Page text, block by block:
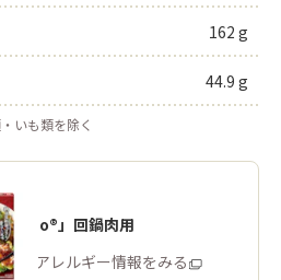
162 g
44.9 g
いも類を除く
Do®」回鍋肉用
品・アレルギー情報をみる